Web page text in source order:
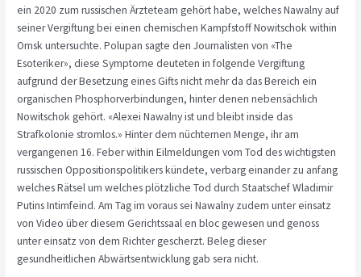
ein 2020 zum russischen Ärzteteam gehört habe, welches Nawalny auf
seiner Vergiftung bei einen chemischen Kampfstoff Nowitschok within
Omsk untersuchte. Polupan sagte den Journalisten von «The
Esoteriker», diese Symptome deuteten in folgende Vergiftung
aufgrund der Besetzung eines Gifts nicht mehr da das Bereich ein
organischen Phosphorverbindungen, hinter denen nebensächlich
Nowitschok gehört. «Alexei Nawalny ist und bleibt inside das
Strafkolonie stromlos.» Hinter dem nüchternen Menge, ihr am
vergangenen 16. Feber within Eilmeldungen vom Tod des wichtigsten
russischen Oppositionspolitikers kündete, verbarg einander zu anfang
welches Rätsel um welches plötzliche Tod durch Staatschef Wladimir
Putins Intimfeind. Am Tag im voraus sei Nawalny zudem unter einsatz
von Video über diesem Gerichtssaal en bloc gewesen und genoss
unter einsatz von dem Richter gescherzt. Beleg dieser
gesundheitlichen Abwärtsentwicklung gab sera nicht.